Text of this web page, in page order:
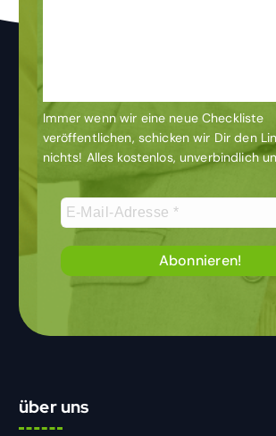
Laufenden
Immer wenn wir eine neue Checkliste
veröffentlichen, schicken wir Dir den
nichts! Alles kostenlos, unverbindlich
über uns